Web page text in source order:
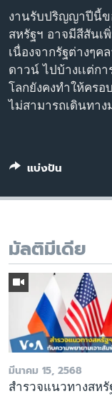
เลือกภาษา
งานรับปริญญาปีนี้ข
สหรัฐฯ อาจมีสีสันเ
เนื่องจากรัฐต่างๆ
ดาวน์ ไปบ้างเเต่ก
โลกยังคงทำให้คร
ไม่สามารถเดินทา
แบ่งปัน
มัลติมีเดีย
มีนาคม 15, 2568
สำรวจแนวทางสหรั